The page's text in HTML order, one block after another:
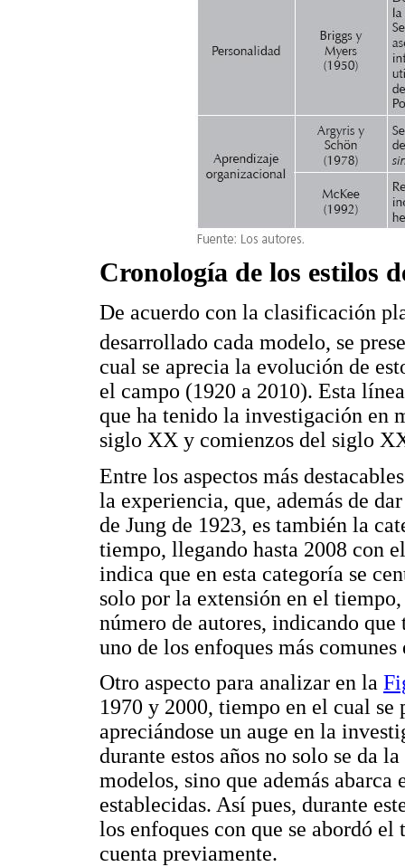
Cronología de los estilos
De acuerdo con la clasificación
desarrollado cada modelo, se
cual se aprecia la evolución de
el campo (1920 a 2010). Esta
que ha tenido la investigación en
siglo XX y comienzos del siglo
Entre los aspectos más
la experiencia, que, además de
de Jung de 1923, es también la
tiempo, llegando hasta 2008 con
indica que en esta categoría se
solo por la extensión en el
número de autores, indicando
uno de los enfoques más
Otro aspecto para analizar en la
1970 y 2000, tiempo en el cual
apreciándose un auge en la
durante estos años no solo se da
modelos, sino que además
establecidas. Así pues, durante
los enfoques con que se abordó
cuenta previamente.